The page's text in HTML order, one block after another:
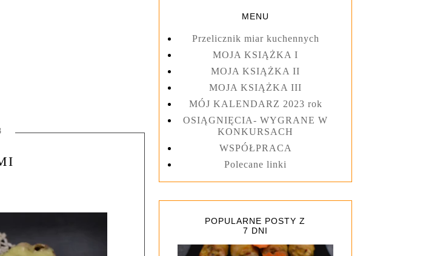
MENU
Przelicznik miar kuchennych
MOJA KSIĄŻKA I
MOJA KSIĄŻKA II
MOJA KSIĄŻKA III
MÓJ KALENDARZ 2023 rok
OSIĄGNIĘCIA- WYGRANE W
KONKURSACH
WSPÓŁPRACA
Polecane linki
POPULARNE POSTY Z
7 DNI